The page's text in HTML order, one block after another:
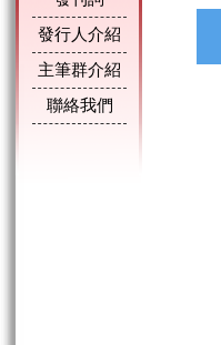
發行人介紹
主筆群介紹
聯絡我們